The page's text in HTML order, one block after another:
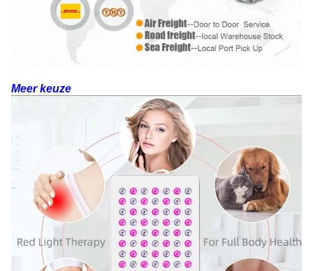
Meer keuze